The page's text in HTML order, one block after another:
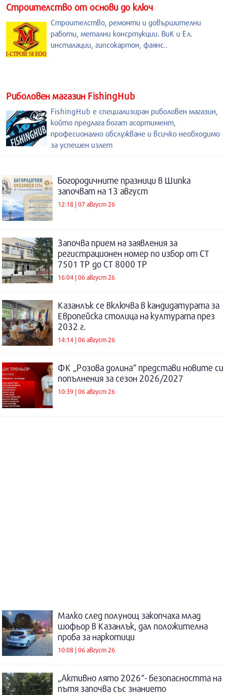
Строителство от основи до ключ
Строителство, ремонти и довършителни
работи, метални консртукции. ВиК и Ел.
инсталации, гипсокартон, фаянс..
Риболовен магазин FishingHub
FishingHub е специализиран риболовен магазин,
който предлага богат асортимент,
професионално обслужване и всичко необходимо
за успешен излет
Богородичните празници в Шипка
започват на 13 август
12:18 | 07 август 26
Започва прием на заявления за
регистрационен номер по избор от СТ
7501 ТР до СТ 8000 ТР
16:04 | 06 август 26
Казанлък се включва в кандидатурата за
Европейска столица на културата през
2032 г.
14:14 | 06 август 26
ФК „Розова долина“ представи новите си
попълнения за сезон 2026/2027
10:39 | 06 август 26
Малко след полунощ закопчаха млад
шофьор в Казанлък, дал положителна
проба за наркотици
10:08 | 06 август 26
„Активно лято 2026“- безопасността на
пътя започва със знанието